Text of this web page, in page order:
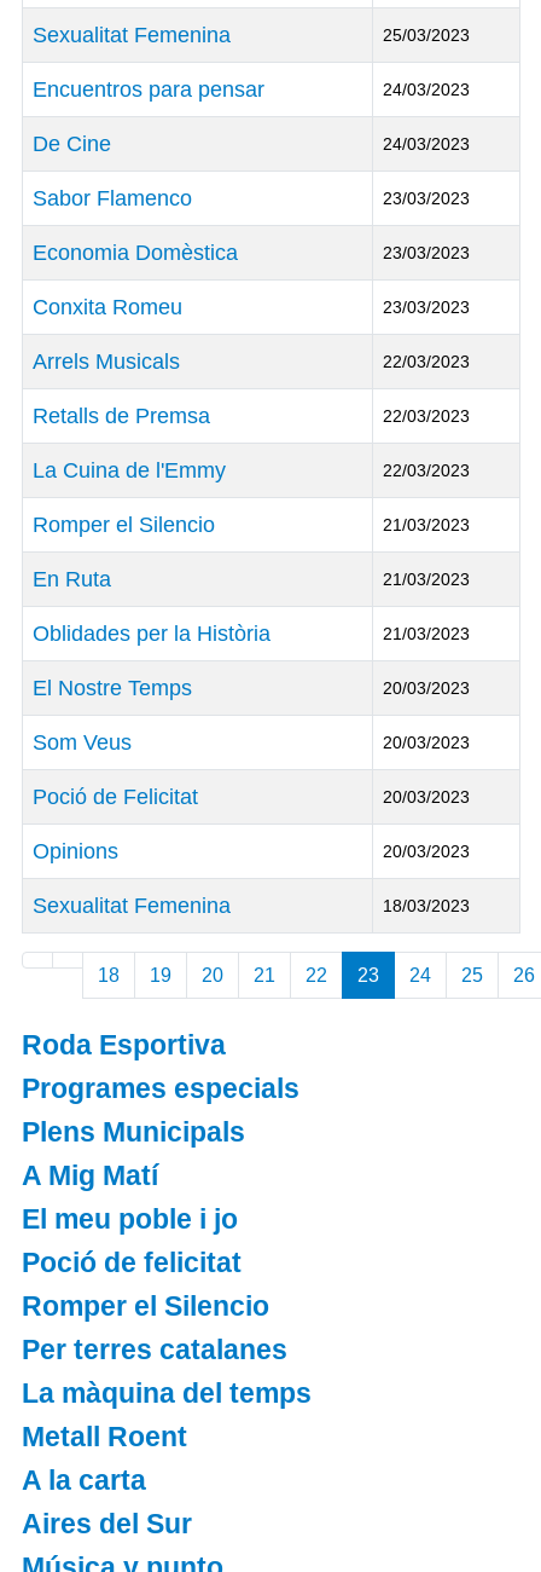
Articles
Sexualitat Femenina 25/03/2023
Encuentros para pensar 24/03/2023
De Cine 24/03/2023
Sabor Flamenco 23/03/2023
Economia Domèstica 23/03/2023
Conxita Romeu 23/03/2023
Arrels Musicals 22/03/2023
Retalls de Premsa 22/03/2023
La Cuina de l'Emmy 22/03/2023
Romper el Silencio 21/03/2023
En Ruta 21/03/2023
Oblidades per la Història 21/03/2023
El Nostre Temps 20/03/2023
Som Veus 20/03/2023
Poció de Felicitat 20/03/2023
Opinions 20/03/2023
Sexualitat Femenina 18/03/2023
18 19 20 21 22 23 24 25 26
Roda Esportiva
Programes especials
Plens Municipals
A Mig Matí
El meu poble i jo
Poció de felicitat
Romper el Silencio
Per terres catalanes
La màquina del temps
Metall Roent
A la carta
Aires del Sur